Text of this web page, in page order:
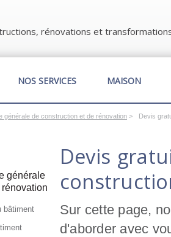
rénovations et
NOS SERVICES MAISON
générale de construction et de rénovation > Devis
générale
bâtiment
Devis
Sur cette page,
d'aborder avec